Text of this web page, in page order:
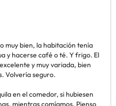
muy bien, la habitación tenía
y hacerse café o té. Y frigo. El
y muy variada, bien
Volvería seguro.
en el comedor, si hubiesen
mientras comíamos. Pienso